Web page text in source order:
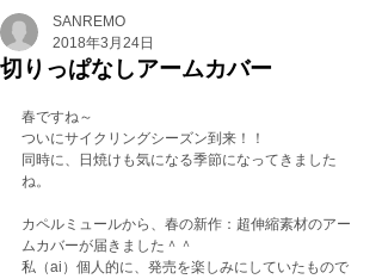
切りっぱなしアームカバー
SANREMO
2018年3月24日
春ですね～
ついにサイクリングシーズン到来！！
同時に、日焼けも気になる季節になってきました
ね。
カペルミュールから、春の新作：超伸縮素材のアー
ムカバーが届きました＾＾
私（ai）個人的に、発売を楽しみにしていたもので